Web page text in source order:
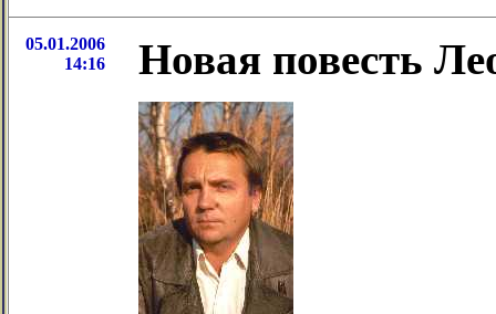
05.01.2006
14:16
Новая повесть